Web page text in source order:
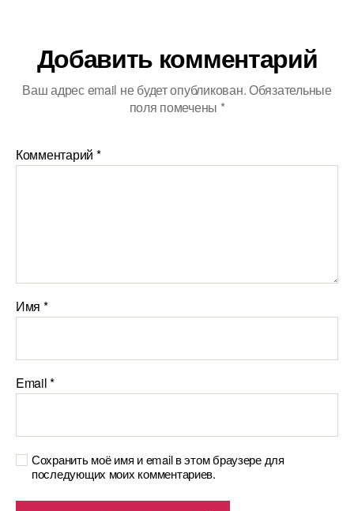
Добавить комментарий
Ваш адрес email не будет опубликован.Обязательные
поля помечены *
Комментарий *
Имя *
Email*
Сохранить моё имя и email в этом браузере для
последующих моих комментариев.